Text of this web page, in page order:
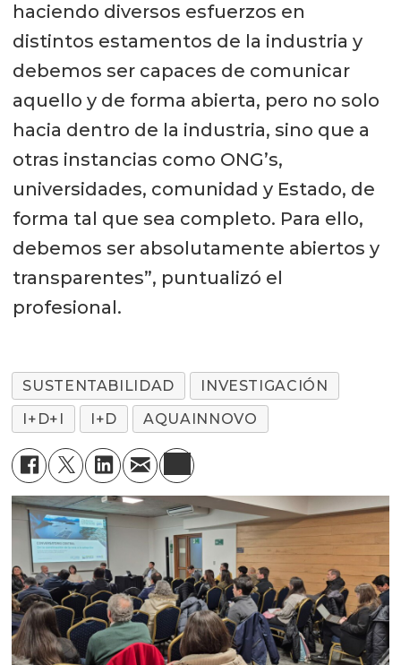
haciendo diversos esfuerzos en
distintos estamentos de la industria y
debemos ser capaces de comunicar
aquello y de forma abierta, pero no solo
hacia dentro de la industria, sino que a
otras instancias como ONG’s,
universidades, comunidad y Estado, de
forma tal que sea completo. Para ello,
debemos ser absolutamente abiertos y
transparentes”, puntualizó el
profesional.
SUSTENTABILIDAD
INVESTIGACIÓN
I+D+I
I+D AQUAINNOVO